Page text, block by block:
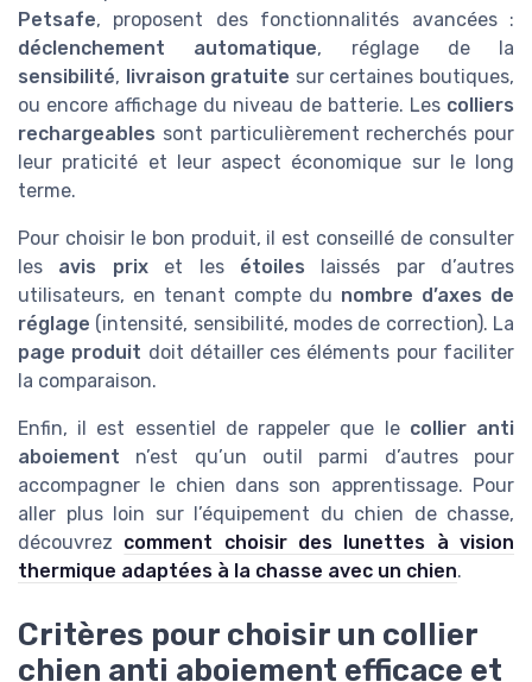
Petsafe, proposent des fonctionnalités avancées :
déclenchement automatique, réglage de la
sensibilité, livraison gratuite sur certaines boutiques,
ou encore affichage du niveau de batterie. Les colliers
rechargeables sont particulièrement recherchés pour
leur praticité et leur aspect économique sur le long
terme.
Pour choisir le bon produit, il est conseillé de consulter
les avis prixet les étoiles laissés par d’autres
utilisateurs, en tenant compte du nombre d’axes de
réglage (intensité, sensibilité, modes de correction). La
page produit doit détailler ces éléments pour faciliter
la comparaison.
Enfin, il est essentiel de rappeler que le collier anti
aboiement n’est qu’un outil parmi d’autres pour
accompagner le chien dans son apprentissage. Pour
aller plus loin sur l’équipement du chien de chasse,
découvrez comment choisir des lunettes à vision
thermique adaptées à la chasse avec un chien.
Critères pour choisir un collier
chien anti aboiement efficace et